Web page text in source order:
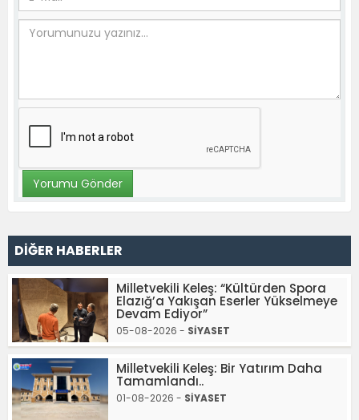
DİĞER HABERLER
Milletvekili Keleş: “Kültürden Spora
Elazığ’a Yakışan Eserler Yükselmeye
Devam Ediyor”
05-08-2026 - SİYASET
Milletvekili Keleş: Bir Yatırım Daha
Tamamlandı..
01-08-2026 - SİYASET